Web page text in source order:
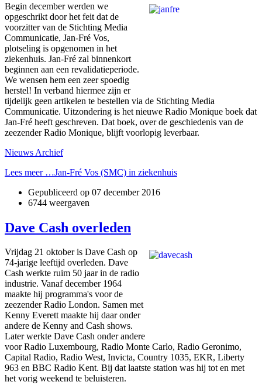
Begin december werden we
opgeschrikt door het feit dat de
voorzitter van de Stichting Media
Communicatie, Jan-Fré Vos,
plotseling is opgenomen in het
ziekenhuis. Jan-Fré zal binnenkort
beginnen aan een revalidatieperiode.
We wensen hem een zeer spoedig
herstel! In verband hiermee zijn er
tijdelijk geen artikelen te bestellen via de Stichting Media
Communicatie. Uitzondering is het nieuwe Radio Monique boek dat
Jan-Fré heeft geschreven. Dat boek, over de geschiedenis van de
zeezender Radio Monique, blijft voorlopig leverbaar.
Nieuws Archief
Lees meer …Jan-Fré Vos (SMC) in ziekenhuis
Gepubliceerd op 07 december 2016
6744 weergaven
Dave Cash overleden
Vrijdag 21 oktober is Dave Cash op
74-jarige leeftijd overleden. Dave
Cash werkte ruim 50 jaar in de radio
industrie. Vanaf december 1964
maakte hij programma's voor de
zeezender Radio London. Samen met
Kenny Everett maakte hij daar onder
andere de Kenny and Cash shows.
Later werkte Dave Cash onder andere
voor Radio Luxembourg, Radio Monte Carlo, Radio Geronimo,
Capital Radio, Radio West, Invicta, Country 1035, EKR, Liberty
963 en BBC Radio Kent. Bij dat laatste station was hij tot en met
het vorig weekend te beluisteren.